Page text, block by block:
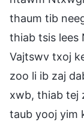
thaum tib
thiab tsis lees
Vajtswv txoj
zoo li ib zaj
xwb, thiab tej
taub yooj yim